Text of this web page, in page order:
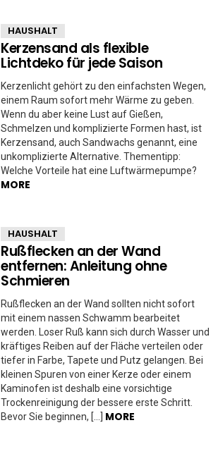
HAUSHALT
Kerzensand als flexible
Lichtdeko für jede Saison
Kerzenlicht gehört zu den einfachsten Wegen,
einem Raum sofort mehr Wärme zu geben.
Wenn du aber keine Lust auf Gießen,
Schmelzen und komplizierte Formen hast, ist
Kerzensand, auch Sandwachs genannt, eine
unkomplizierte Alternative. Thementipp:
Welche Vorteile hat eine Luftwärmepumpe?
MORE
HAUSHALT
Rußflecken an der Wand
entfernen: Anleitung ohne
Schmieren
Rußflecken an der Wand sollten nicht sofort
mit einem nassen Schwamm bearbeitet
werden. Loser Ruß kann sich durch Wasser und
kräftiges Reiben auf der Fläche verteilen oder
tiefer in Farbe, Tapete und Putz gelangen. Bei
kleinen Spuren von einer Kerze oder einem
Kaminofen ist deshalb eine vorsichtige
Trockenreinigung der bessere erste Schritt.
Bevor Sie beginnen, […] MORE